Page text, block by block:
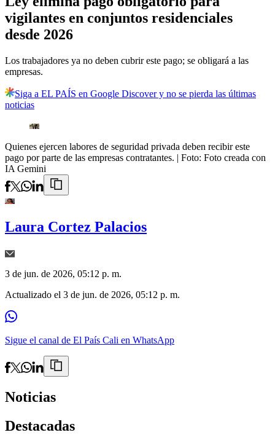
vigilantes en conjuntos residenciales
desde 2026
Los trabajadores ya no deben cubrir este pago; se obligará a las
empresas.
Siga a EL PAÍS en Google Discover y no se pierda las últimas
noticias
Quienes ejercen labores de seguridad privada deben recibir este
pago por parte de las empresas contratantes. | Foto: Foto creada con
IA Gemini
Laura Cortez Palacios
3 de jun. de 2026, 05:12 p. m.
Actualizado el 3 de jun. de 2026, 05:12 p. m.
Sigue el canal de El País Cali en WhatsApp
Noticias
Destacadas